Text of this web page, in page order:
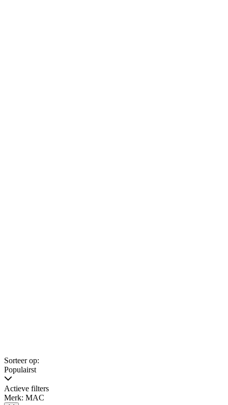
Sorteer op:
Populairst
Actieve filters
Merk: MAC